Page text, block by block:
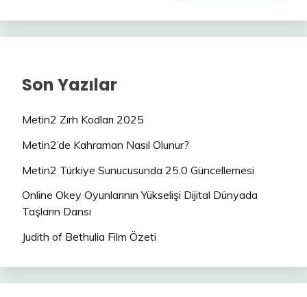
Son Yazılar
Metin2 Zırh Kodları 2025
Metin2’de Kahraman Nasıl Olunur?
Metin2 Türkiye Sunucusunda 25.0 Güncellemesi
Online Okey Oyunlarının Yükselişi Dijital Dünyada
Taşların Dansı
Judith of Bethulia Film Özeti